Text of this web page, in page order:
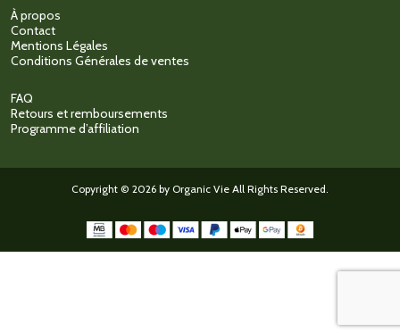
À propos
Contact
Mentions Légales
Conditions Générales de ventes
FAQ
Retours et remboursements
Programme d’affiliation
Copyright © 2026 by Organic Vie All Rights Reserved.